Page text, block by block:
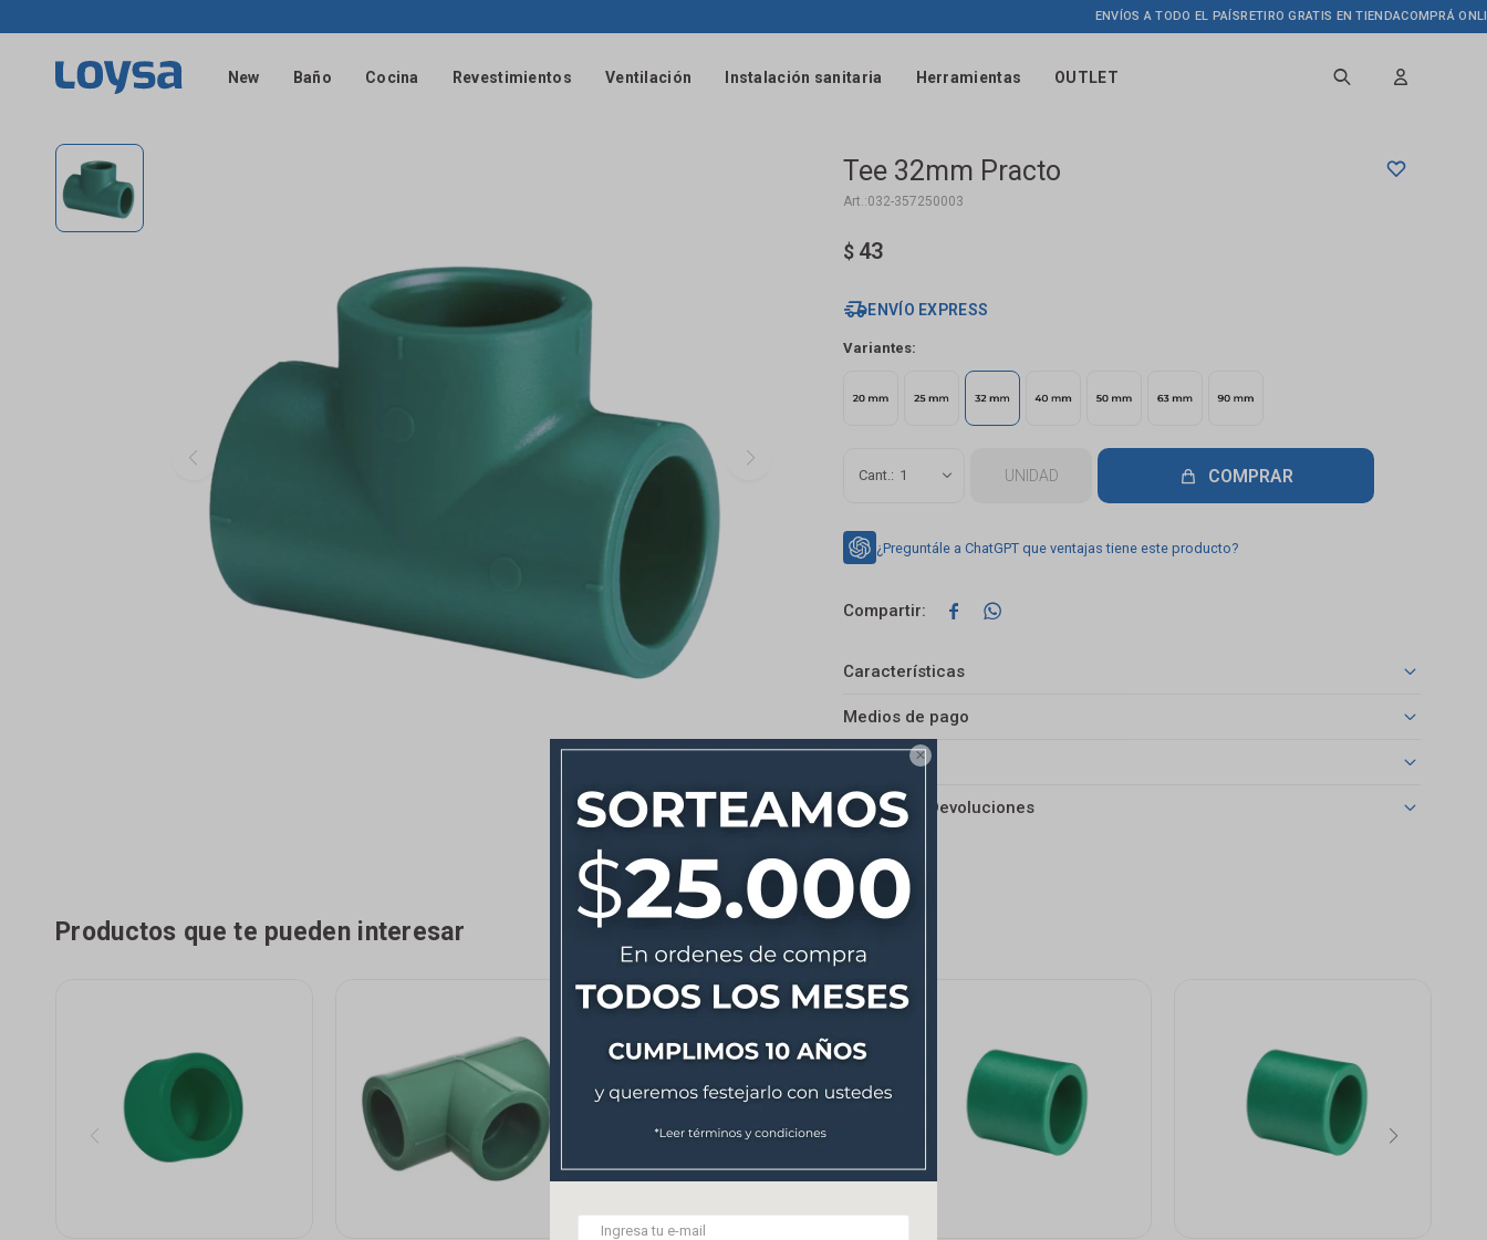

New Baño Cocina Revestimientos Ventilación Instalación sanitaria Herramientas OUTLET
ENVÍOS A TODO EL PAÍS RETIRO GRATIS EN TIENDACOMPRÁ ONLINE
Tee 32mm Practo
032-357250003
$ 43
ENVÍO EXPRESS
Variantes:
1 UNIDAD COMPRAR
¿Preguntále a ChatGPT que ventajas tiene este producto?
 
Características
Medios de pago
Cambios y Devoluciones
Productos que te pueden interesar